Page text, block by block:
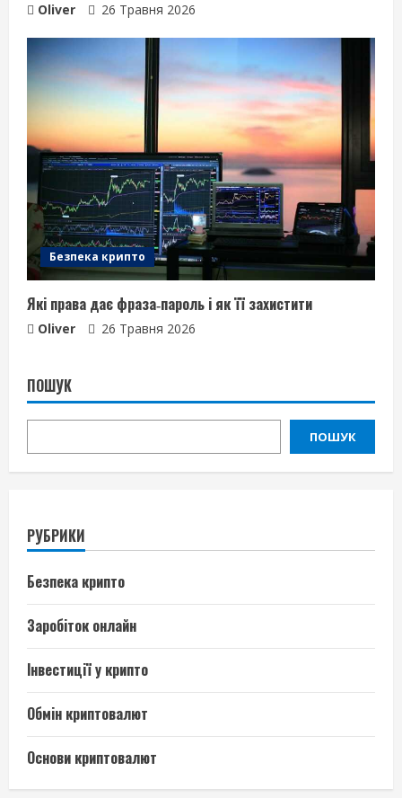
Oliver 26 Травня 2026
Безпека крипто
Які права дає фраза‑пароль і як її захистити
Oliver 26 Травня 2026
ПОШУК
ПОШУК
РУБРИКИ
Безпека крипто
Заробіток онлайн
Інвестиції у крипто
Обмін криптовалют
Основи криптовалют